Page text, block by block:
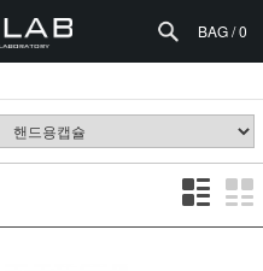
BAG /0